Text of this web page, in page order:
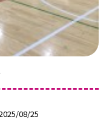
08/25